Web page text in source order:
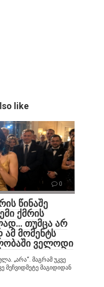
like
0
წინაშე
ქმრის
თუმცა არ
მომენტს
ველოდი
„არა“. მაგრამ უკვე
მეჩვიდმეტე მაგიდიდან